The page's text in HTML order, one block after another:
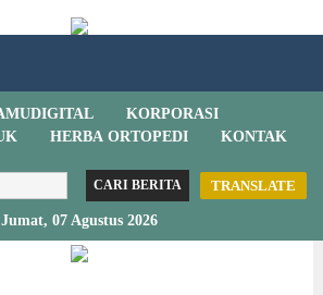
KORPORASI
HERBA ORTOPEDI KONTAK
TRANSLATE
Jumat, 07 Agustus 2026